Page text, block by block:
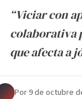
“Viciar con
colaborativa
que afecta a
Por·9 de octubre